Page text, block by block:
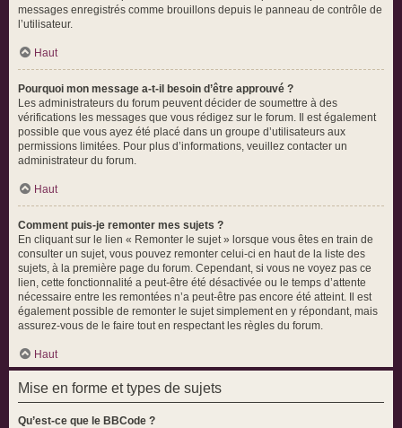
messages enregistrés comme brouillons depuis le panneau de contrôle de
l’utilisateur.
Haut
Pourquoi mon message a-t-il besoin d’être approuvé ?
Les administrateurs du forum peuvent décider de soumettre à des
vérifications les messages que vous rédigez sur le forum. Il est également
possible que vous ayez été placé dans un groupe d’utilisateurs aux
permissions limitées. Pour plus d’informations, veuillez contacter un
administrateur du forum.
Haut
Comment puis-je remonter mes sujets ?
En cliquant sur le lien « Remonter le sujet » lorsque vous êtes en train de
consulter un sujet, vous pouvez remonter celui-ci en haut de la liste des
sujets, à la première page du forum. Cependant, si vous ne voyez pas ce
lien, cette fonctionnalité a peut-être été désactivée ou le temps d’attente
nécessaire entre les remontées n’a peut-être pas encore été atteint. Il est
également possible de remonter le sujet simplement en y répondant, mais
assurez-vous de le faire tout en respectant les règles du forum.
Haut
Mise en forme et types de sujets
Qu’est-ce que le BBCode ?